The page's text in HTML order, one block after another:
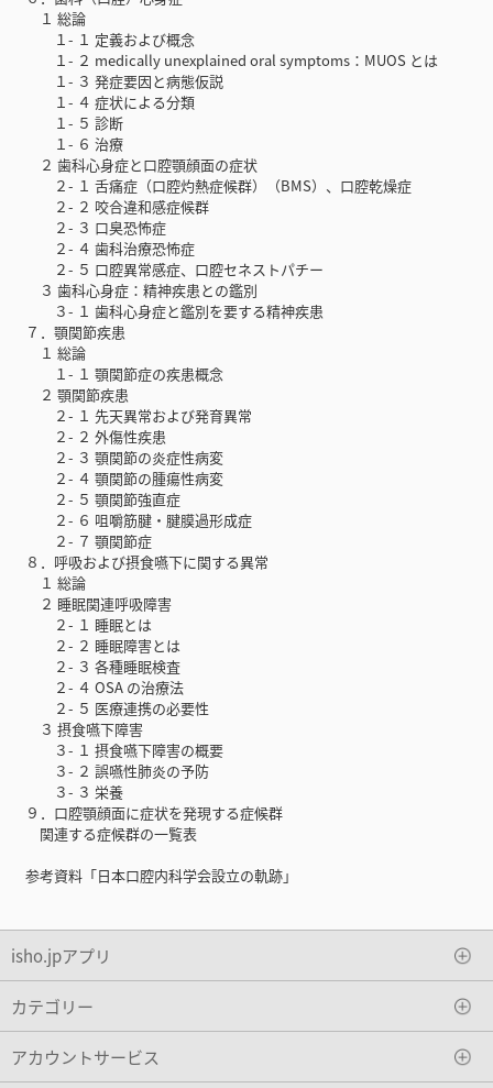
１ 総論
１- １ 定義および概念
１- ２ medically unexplained oral symptoms：MUOS とは
１- ３ 発症要因と病態仮説
１- ４ 症状による分類
１- ５ 診断
１- ６ 治療
２ 歯科心身症と口腔顎顔面の症状
２- １ 舌痛症（口腔灼熱症候群）（BMS）、口腔乾燥症
２- ２ 咬合違和感症候群
２- ３ 口臭恐怖症
２- ４ 歯科治療恐怖症
２- ５ 口腔異常感症、口腔セネストパチー
３ 歯科心身症：精神疾患との鑑別
３- １ 歯科心身症と鑑別を要する精神疾患
７．顎関節疾患
１ 総論
１- １ 顎関節症の疾患概念
２ 顎関節疾患
２- １ 先天異常および発育異常
２- ２ 外傷性疾患
２- ３ 顎関節の炎症性病変
２- ４ 顎関節の腫瘍性病変
２- ５ 顎関節強直症
２- ６ 咀嚼筋腱・腱膜過形成症
２- ７ 顎関節症
８．呼吸および摂食嚥下に関する異常
１ 総論
２ 睡眠関連呼吸障害
２- １ 睡眠とは
２- ２ 睡眠障害とは
２- ３ 各種睡眠検査
２- ４ OSA の治療法
２- ５ 医療連携の必要性
３ 摂食嚥下障害
３- １ 摂食嚥下障害の概要
３- ２ 誤嚥性肺炎の予防
３- ３ 栄養
９．口腔顎顔面に症状を発現する症候群
関連する症候群の一覧表
参考資料「日本口腔内科学会設立の軌跡」
isho.jpアプリ
カテゴリー
アカウントサービス